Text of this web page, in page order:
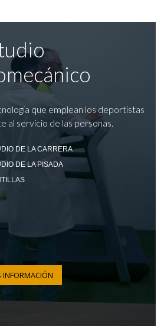
que emplean los deportistas
al servicio de las personas.
DE LA CARRERA
DE LA PISADA
INFORMACIÓN